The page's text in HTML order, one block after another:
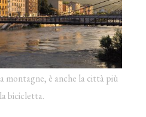
montagne, è anche la città più
bicicletta.